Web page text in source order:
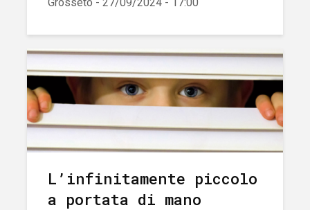
L’infinitamente piccolo
a portata di mano